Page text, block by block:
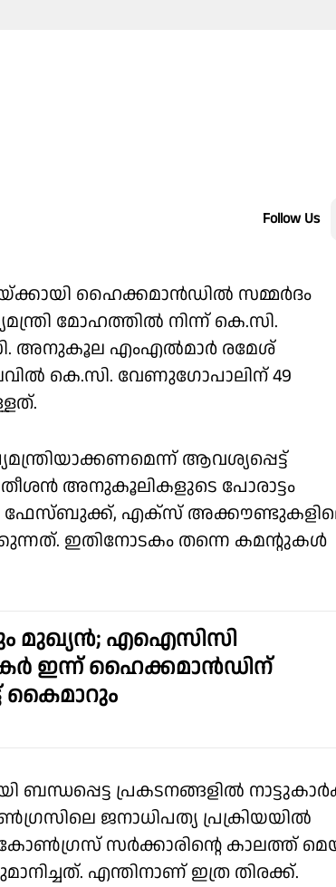
Follow Us
ഹൈക്കമാൻഡിൽ സമ്മർദം
മോഹത്തിൽ നിന്ന് കെ.സി.
അനുകൂല എംഎൽമാർ രമേശ്
കെ.സി. വേണുഗോപാലിന് 49
ആവശ്യപ്പെട്ട്
അനുകൂലികളുടെ പോരാട്ടം
ഫേസ്ബുക്ക്, എക്സ്
ഇതിനോടകം തന്നെ കമന്റുകൾ
മുഖ്യൻ; എഐസിസി
ഇന്ന് ഹൈക്കമാൻഡിന്
കൈമാറും
ബന്ധപ്പെട്ട പ്രകടനങ്ങളിൽ
ജനാധിപത്യ പ്രക്രിയയിൽ
സർക്കാരിന്റെ കാലത്ത്
എന്തിനാണ് ഇത്ര തിരക്ക്.